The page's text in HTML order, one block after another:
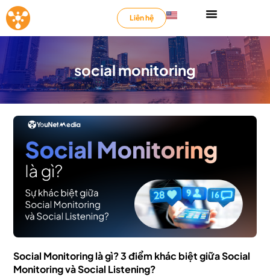
Liên hệ
social monitoring
Social Monitoring là gì? 3 điểm khác biệt giữa Social
Monitoring và Social Listening?